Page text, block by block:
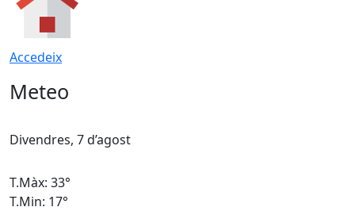
Accedeix
Meteo
Divendres, 7 d’agost
T.Màx: 33°
T.Min: 17°